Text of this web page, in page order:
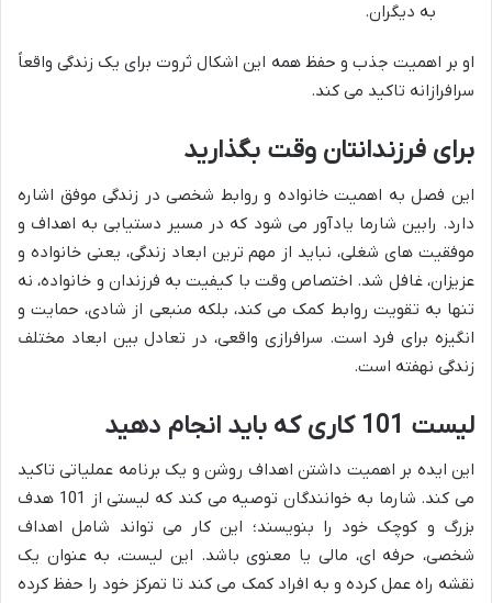
به دیگران.
او بر اهمیت جذب و حفظ همه این اشکال ثروت برای یک زندگی واقعاً
سرافرازانه تاکید می کند.
برای فرزندانتان وقت بگذارید
این فصل به اهمیت خانواده و روابط شخصی در زندگی موفق اشاره
دارد. رابین شارما یادآور می شود که در مسیر دستیابی به اهداف و
موفقیت های شغلی، نباید از مهم ترین ابعاد زندگی، یعنی خانواده و
عزیزان، غافل شد. اختصاص وقت با کیفیت به فرزندان و خانواده، نه
تنها به تقویت روابط کمک می کند، بلکه منبعی از شادی، حمایت و
انگیزه برای فرد است. سرافرازی واقعی، در تعادل بین ابعاد مختلف
زندگی نهفته است.
لیست 101 کاری که باید انجام دهید
این ایده بر اهمیت داشتن اهداف روشن و یک برنامه عملیاتی تاکید
می کند. شارما به خوانندگان توصیه می کند که لیستی از 101 هدف
بزرگ و کوچک خود را بنویسند؛ این کار می تواند شامل اهداف
شخصی، حرفه ای، مالی یا معنوی باشد. این لیست، به عنوان یک
نقشه راه عمل کرده و به افراد کمک می کند تا تمرکز خود را حفظ کرده